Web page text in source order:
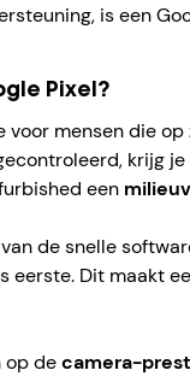
is een
Pixel?
voor mensen die
krijg
een
de snelle
eerste. Dit maakt
op decamera-